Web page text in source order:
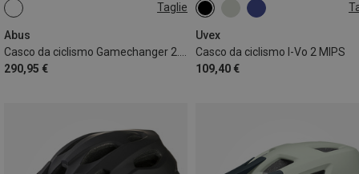
Taglie
Abus
290,95 €
54-58CM
Uvex
Casco da ciclismo I-Vo 2 MIPS
109,40 €
56-60CM